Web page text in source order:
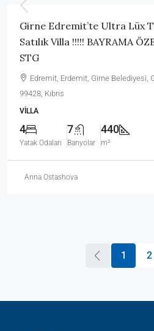
Girne Edremit’te Ultra Lüx
Satılık Villa !!!!! BAYRAMA
STG
Edremit, Erdemit, Girne Belediyesi,
99428, Kıbrıs
VILLA
4
Yatak Odaları
7
Banyolar
440
m²
Anna Ostashova
1 2